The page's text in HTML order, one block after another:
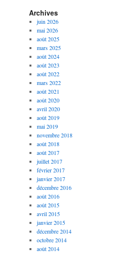
Archives
juin 2026
mai 2026
août 2025
mars 2025
août 2024
août 2023
août 2022
mars 2022
août 2021
août 2020
avril 2020
août 2019
mai 2019
novembre 2018
août 2018
août 2017
juillet 2017
février 2017
janvier 2017
décembre 2016
août 2016
août 2015
avril 2015
janvier 2015
décembre 2014
octobre 2014
août 2014